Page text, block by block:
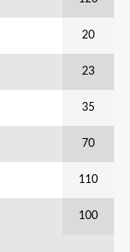
20
23
35
70
110
100